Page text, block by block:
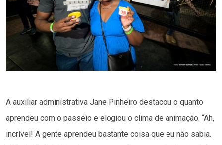
A auxiliar administrativa Jane Pinheiro destacou o quanto
aprendeu com o passeio e elogiou o clima de animação. “Ah,
incrível! A gente aprendeu bastante coisa que eu não sabia.